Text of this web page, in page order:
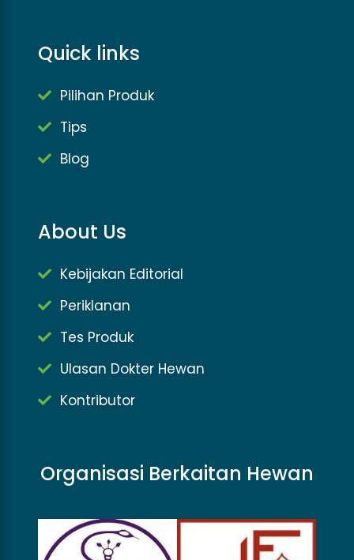
Quick links
Pilihan Produk
Tips
Blog
About Us
Kebijakan Editorial
Periklanan
Tes Produk
Ulasan Dokter Hewan
Kontributor
Organisasi Berkaitan Hewan